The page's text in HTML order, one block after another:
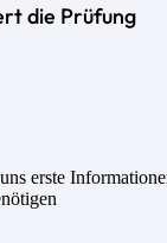
die Prüfung
erste